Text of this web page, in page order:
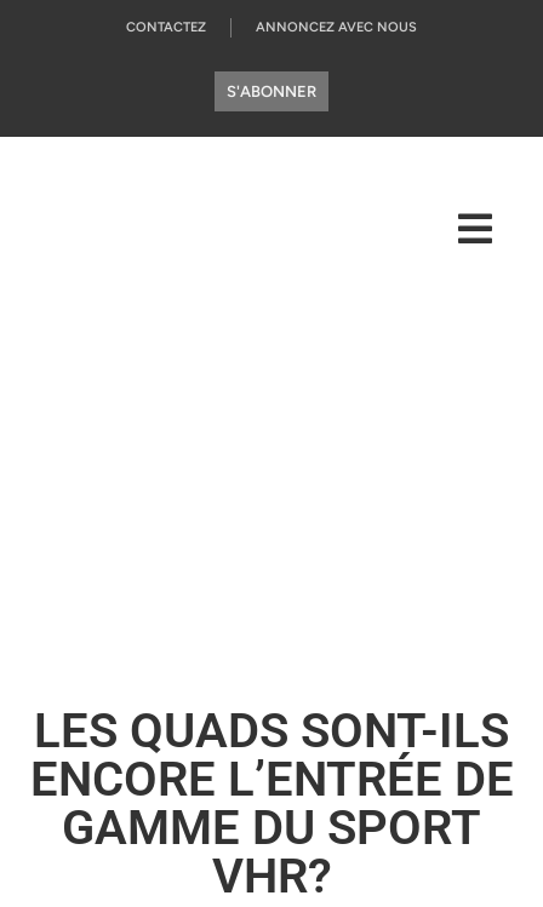
CONTACTEZ ANNONCEZ AVEC NOUS
S'ABONNER
LES QUADS SONT-ILS
ENCORE L’ENTRÉE DE
GAMME DU SPORT
VHR?